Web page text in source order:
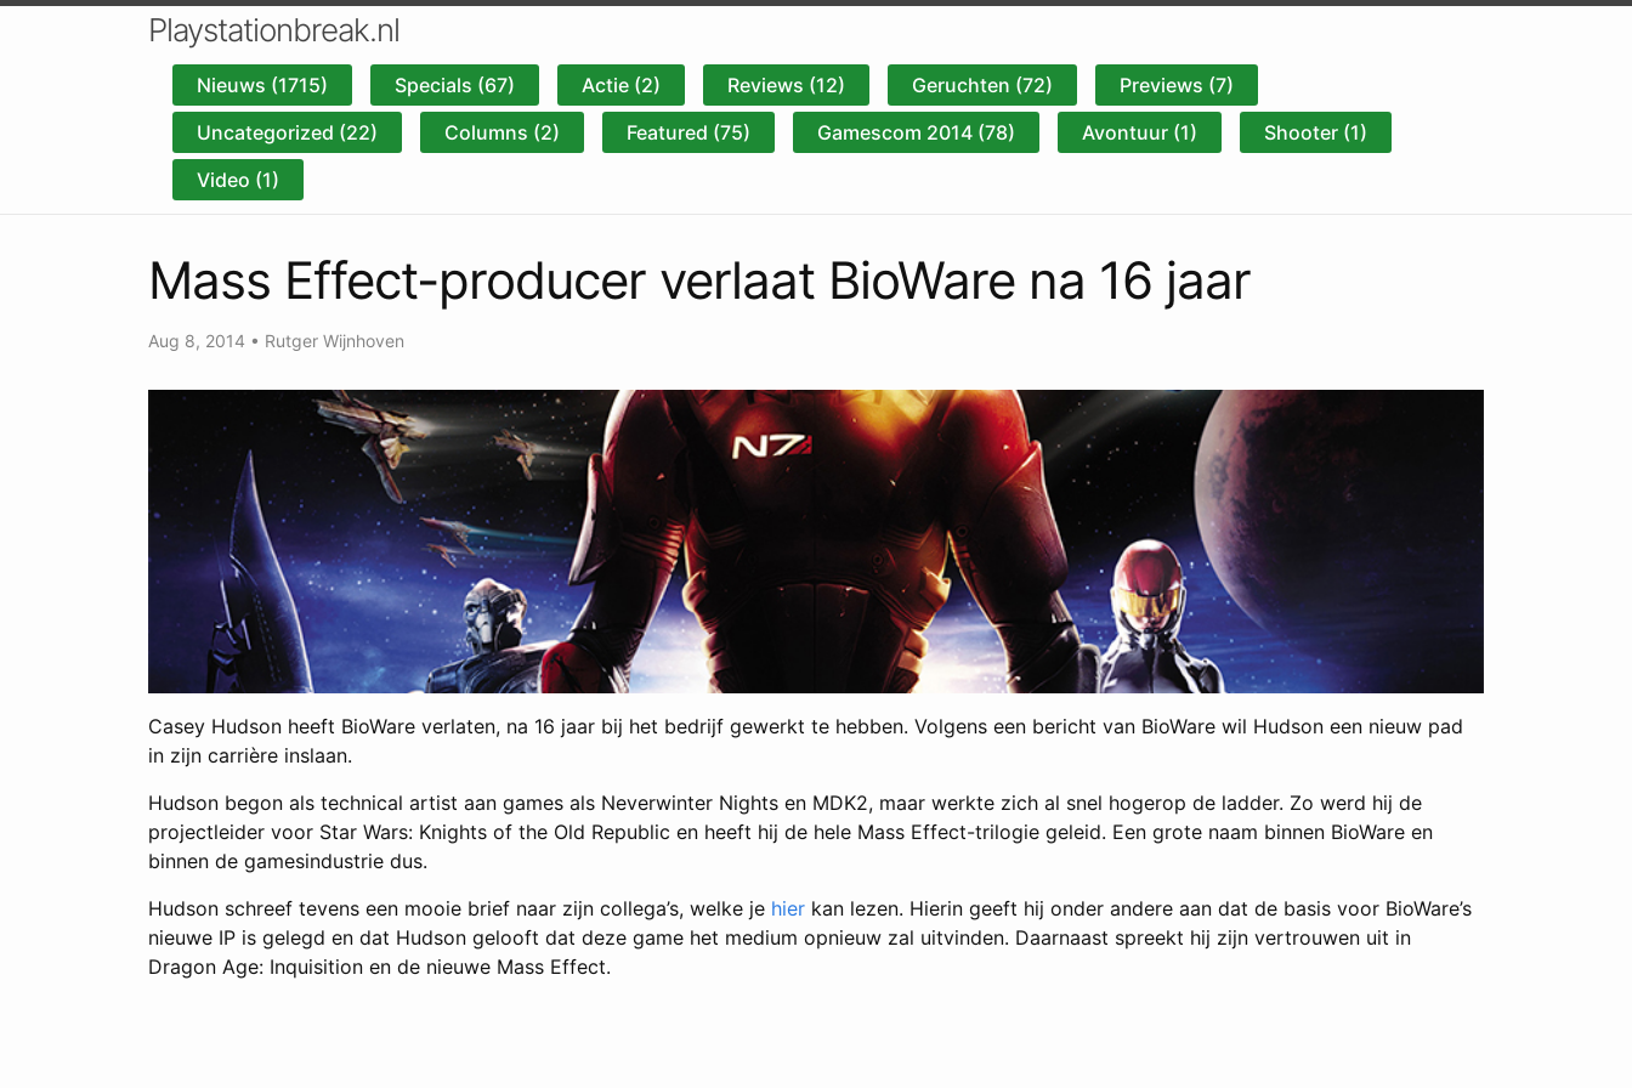
Playstationbreak.nl
Nieuws (1715) Specials (67) Actie (2) Reviews (12) Geruchten (72)
Previews (7)
Uncategorized (22)
Columns (2) Featured (75) Gamescom 2014 (78) Avontuur (1)
Shooter (1)
Video (1)
Mass Effect-producer verlaat BioWare na 16 jaar
Aug 8, 2014 • Rutger Wijnhoven
Casey Hudson heeft BioWare verlaten, na 16 jaar bij het bedrijf gewerkt te hebben. Volgens een bericht van BioWare wil Hudson een nieuw pad
in zijn carrière inslaan.
Hudson begon als technical artist aan games als Neverwinter Nights en MDK2, maar werkte zich al snel hogerop de ladder. Zo werd hij de
projectleider voor Star Wars: Knights of the Old Republic en heeft hij de hele Mass Effect-trilogie geleid. Een grote naam binnen BioWare en
binnen de gamesindustrie dus.
Hudson schreef tevens een mooie brief naar zijn collega’s, welke je hier kan lezen. Hierin geeft hij onder andere aan dat de basis voor BioWare’s
nieuwe IP is gelegd en dat Hudson gelooft dat deze game het medium opnieuw zal uitvinden. Daarnaast spreekt hij zijn vertrouwen uit in
Dragon Age: Inquisition en de nieuwe Mass Effect.